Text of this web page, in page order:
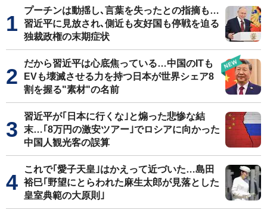
プーチンは動揺し､言葉を失ったとの指摘も…
習近平に見放され､側近も友好国も停戦を迫る
独裁政権の末期症状
だから習近平は心底焦っている…中国のITも
EVも壊滅させる力を持つ日本が世界シェア8
割を握る"素材"の名前
習近平が｢日本に行くな｣と煽った悲惨な結
末…｢8万円の激安ツアー｣でロシアに向かった
中国人観光客の誤算
これで｢愛子天皇｣はかえって近づいた…島田
裕巳｢野望にとらわれた麻生太郎が見落とした
皇室典範の大原則｣